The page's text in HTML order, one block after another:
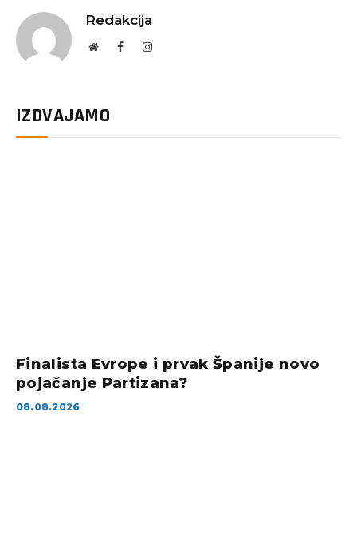
Redakcija
WebsiteFacebookInstagram
IZDVAJAMO
Finalista Evrope i prvak Španije novo
pojačanje Partizana?
08.08.2026